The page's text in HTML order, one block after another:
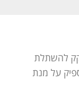
להשתלת
על מנת